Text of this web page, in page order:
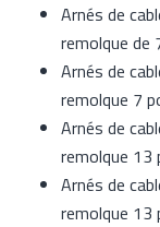
Arnés de
remolque de
Arnés de
remolque 7
Arnés de
remolque 13
Arnés de
remolque 13